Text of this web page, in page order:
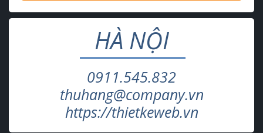
HÀ NỘI
0911.545.832
thuhang@company.vn
https://thietkeweb.vn